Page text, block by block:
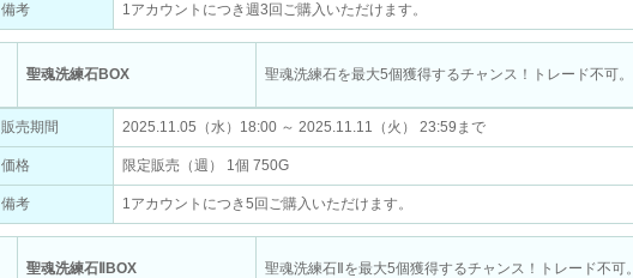
備考 1アカウントにつき週3回ご購入いただけます。
聖魂洗練石BOX 聖魂洗練石を最大5個獲得するチャンス！トレード不可。
販売期間 2025.11.05（水）18:00 ～ 2025.11.11（火） 23:59まで
価格 限定販売（週） 1個 750G
備考 1アカウントにつき5回ご購入いただけます。
聖魂洗練石ⅡBOX 聖魂洗練石Ⅱを最大5個獲得するチャンス！トレード不可。